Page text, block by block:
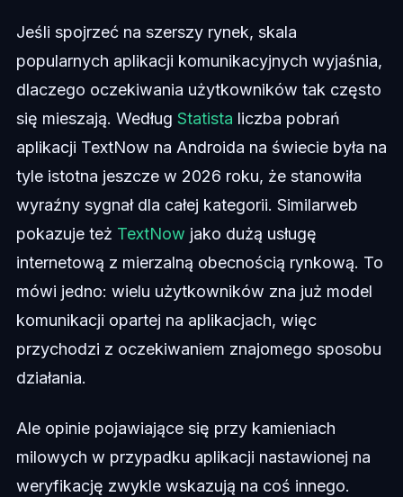
Jeśli spojrzeć na szerszy rynek, skala
popularnych aplikacji komunikacyjnych wyjaśnia,
dlaczego oczekiwania użytkowników tak często
się mieszają. Według Statista liczba pobrań
aplikacji TextNow na Androida na świecie była na
tyle istotna jeszcze w 2026 roku, że stanowiła
wyraźny sygnał dla całej kategorii. Similarweb
pokazuje też TextNow jako dużą usługę
internetową z mierzalną obecnością rynkową. To
mówi jedno: wielu użytkowników zna już model
komunikacji opartej na aplikacjach, więc
przychodzi z oczekiwaniem znajomego sposobu
działania.
Ale opinie pojawiające się przy kamieniach
milowych w przypadku aplikacji nastawionej na
weryfikację zwykle wskazują na coś innego.